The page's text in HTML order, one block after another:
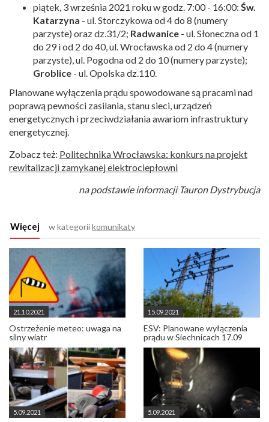
piątek, 3 września 2021 roku w godz. 7:00 - 16:00: Św.
Katarzyna - ul. Storczykowa od 4 do 8 (numery
parzyste) oraz dz.31/2; Radwanice - ul. Słoneczna od 1
do 29 i od 2 do 40, ul. Wrocławska od 2 do 4 (numery
parzyste), ul. Pogodna od 2 do 10 (numery parzyste);
Groblice - ul. Opolska dz.110.
Planowane wyłączenia prądu spowodowane są pracami nad
poprawą pewności zasilania, stanu sieci, urządzeń
energetycznych i przeciwdziałania awariom infrastruktury
energetycznej.
Zobacz też: Politechnika Wrocławska: konkurs na projekt
rewitalizacji zamykanej elektrociepłowni
na podstawie informacji Tauron Dystrybucja
Więcej w kategoriikomunikaty
21.10.2021
Ostrzeżenie meteo: uwaga na
silny wiatr
15.09.2021
ESV: Planowane wyłączenia
prądu w Siechnicach 17.09
5.09.2021 5.09.2021